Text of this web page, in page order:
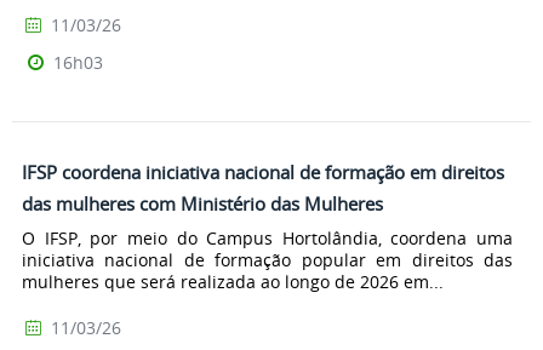
11/03/26
16h03
IFSP coordena iniciativa nacional de formação em direitos
das mulheres com Ministério das Mulheres
O IFSP, por meio do Campus Hortolândia, coordena uma
iniciativa nacional de formação popular em direitos das
mulheres que será realizada ao longo de 2026 em...
11/03/26